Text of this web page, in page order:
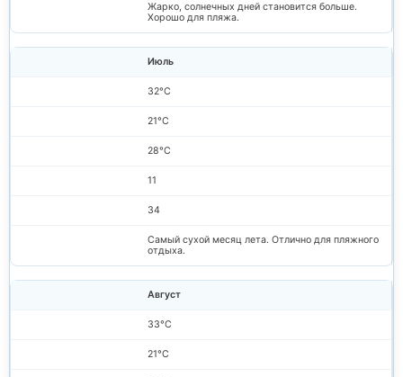
Жарко, солнечных дней становится больше.
Хорошо для пляжа.
Июль
32°C
21°C
28°C
11
34
Самый сухой месяц лета. Отлично для пляжного
отдыха.
Август
33°C
21°C